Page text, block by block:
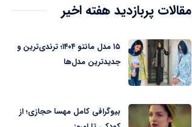
مقالات پربازدید هفته اخیر
۱۵ مدل مانتو ۱۴۰۴؛ ترندی‌ترین و
جدیدترین مدل‌ها
بیوگرافی کامل مهسا حجازی؛ از